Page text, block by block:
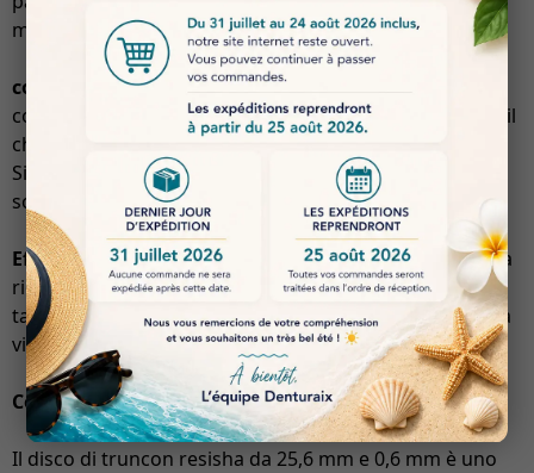
metallurgia, costruzione e mestieri.
compatibilità: il disco di troncenza resistente è
compatibile con una vasta gamma di utensili da taglio, il
che lo rende versatile e adattato a vari tipi di progetti.
Sia per metallo, plastica o altri materiali, questo disco
soddisfa i requisiti più severi.
Efficienza : il design ottimizzato del disco consente una
riduzione significativa del calore generato durante il
taglio, che preserva l'integrità dei materiali e estende la
vita del disco stesso.
Conclusione
Il disco di truncon resisha da 25,6 mm e 0,6 mm è uno